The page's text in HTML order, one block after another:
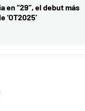
en “29”, el debut más